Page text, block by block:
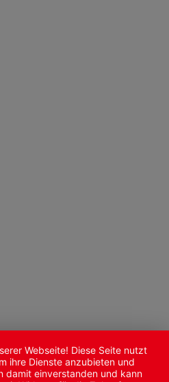
Webseite! Diese Seite nutzt
ihre Dienste anzubieten und
damit einverstanden und kann